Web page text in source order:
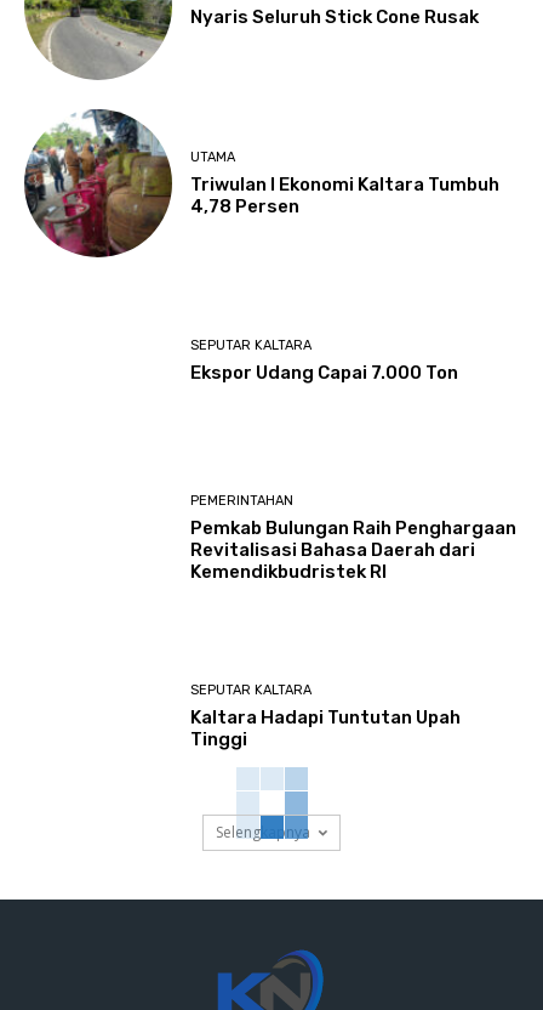
Nyaris Seluruh Stick Cone Rusak
UTAMA
Triwulan I Ekonomi Kaltara Tumbuh
4,78 Persen
SEPUTAR KALTARA
Ekspor Udang Capai 7.000 Ton
PEMERINTAHAN
Pemkab Bulungan Raih Penghargaan
Revitalisasi Bahasa Daerah dari
Kemendikbudristek RI
SEPUTAR KALTARA
Kaltara Hadapi Tuntutan Upah
Tinggi
Selengkapnya